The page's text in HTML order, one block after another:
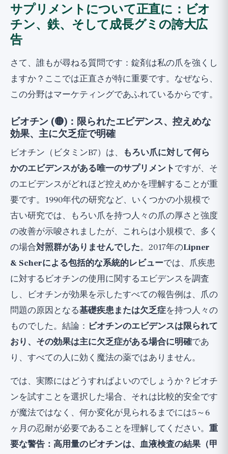
サプリメントについて正直に：ビオ
チン、鉄、そして成長グミの誇大広
告
さて、誰もが尋ねる質問です：錠剤は私の爪を強くし
ますか？ここでは正直さが特に重要です。なぜなら、
この分野はマーケティングであふれているからです。
ビオチン (🟡)：限られたエビデンス、控えめな
効果、主に欠乏症で明確
ビオチン（ビタミンB7）は、
もろい爪に対して何ら
かのエビデンスがある唯一のサプリメントですが、そ
のエビデンスがどれほど控えめかを理解することが重
要です。1990年代の研究など、いくつかの小規模で
古い研究では、もろい爪を持つ人々の爪の厚さと強度
の改善が示唆されましたが、これらは小規模で、多く
の場合対照群がありませんでした。2017年のLipner
& Scherによる包括的な系統的レビューでは、爪疾患
に対するビオチンの使用に関するエビデンスを調査
し、ビオチンが効果を示したすべての報告例は、爪の
問題の原因となる基礎疾患または欠乏症を持つ人々の
ものでした。結論： ビオチンのエビデンスは限られて
おり、その効果は主に欠乏症がある場合に明確であ
り、すべての人に効く魔法の薬ではありません。
では、実際にはどうすればよいのでしょうか？ビオチ
ンを試すことを選択した場合、それは比較的安全です
が魔法ではなく、何か変化が見られるまでには5～6
ヶ月の忍耐が必要であることを理解してください。 重
要な警告：高用量のビオチンは、血液検査の結果（甲